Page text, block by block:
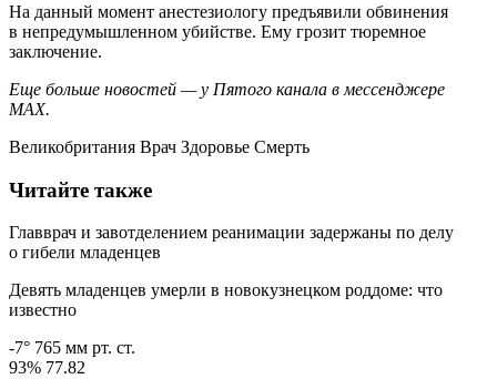
На данный момент анестезиологу предъявили обвинения
в непредумышленном убийстве. Ему грозит тюремное
заключение.
Еще больше новостей — у Пятого канала в мессенджере
MAX.
Великобритания Врач Здоровье Смерть
Читайте также
Главврач и завотделением реанимации задержаны по делу
о гибели младенцев
Девять младенцев умерли в новокузнецком роддоме: что
известно
-7° 765 мм рт. ст.
93% 77.82